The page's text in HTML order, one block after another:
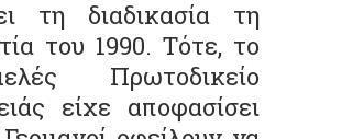
τη διαδικασία τη
του 1990. Τότε, το
Πρωτοδικείο
είχε αποφασίσει